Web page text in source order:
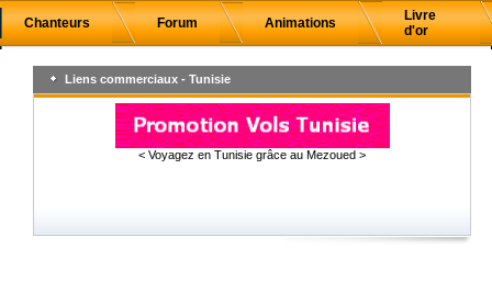
Chanteurs Forum Animations
Livre
d'or
Liens commerciaux - Tunisie
< Voyagez en Tunisie grâce au Mezoued >